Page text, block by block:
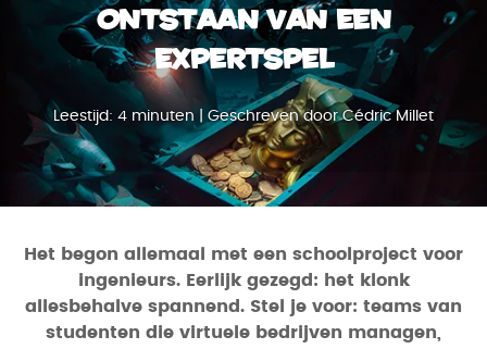
ontstaan van een
expertspel
Leestijd: 4 minuten | Geschreven door Cédric Millet
Het begon allemaal met een schoolproject voor
ingenieurs. Eerlijk gezegd: het klonk
allesbehalve spannend. Stel je voor: teams van
studenten die virtuele bedrijven managen,